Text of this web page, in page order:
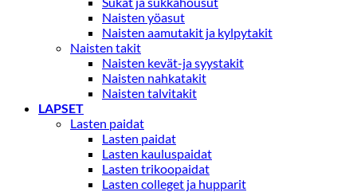
Naisten yöasut
Naisten aamutakit ja kylpytakit
Naisten takit
Naisten kevät-ja syystakit
Naisten nahkatakit
Naisten talvitakit
LAPSET
Lasten paidat
Lasten paidat
Lasten kauluspaidat
Lasten trikoopaidat
Lasten colleget ja hupparit